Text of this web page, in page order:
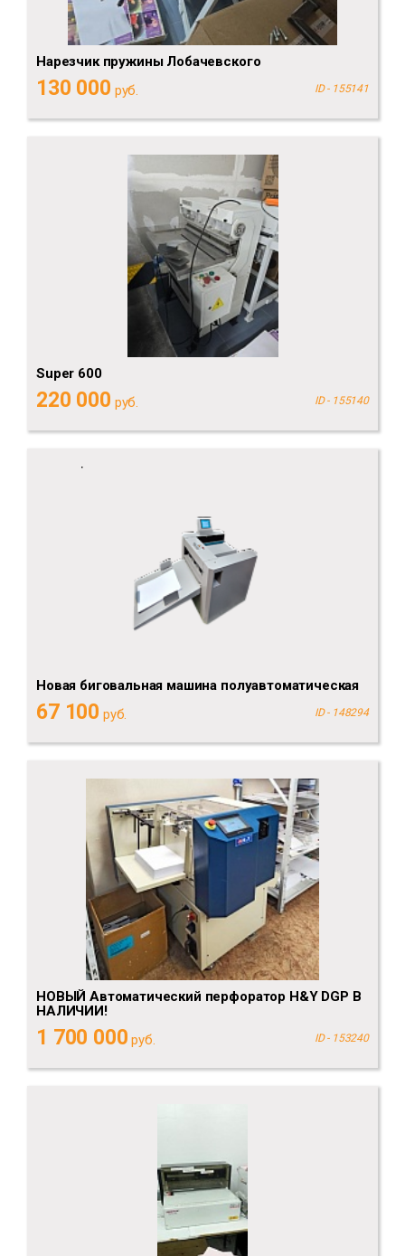
Нарезчик пружины Лобачевского
130 000 руб. ID - 155141
Super 600
220 000 руб. ID - 155140
Новая биговальная машина полуавтоматическая
67 100 руб. ID - 148294
НОВЫЙ Автоматический перфоратор H&Y DGP В
НАЛИЧИИ!
1 700 000 руб. ID - 153240